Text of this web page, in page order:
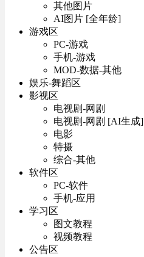
其他图片
AI图片 [全年龄]
游戏区
PC-游戏
手机-游戏
MOD-数据-其他
娱乐-舞蹈区
影视区
电视剧-网剧
电视剧-网剧 [AI生成]
电影
特摄
综合-其他
软件区
PC-软件
手机-应用
学习区
图文教程
视频教程
公告区